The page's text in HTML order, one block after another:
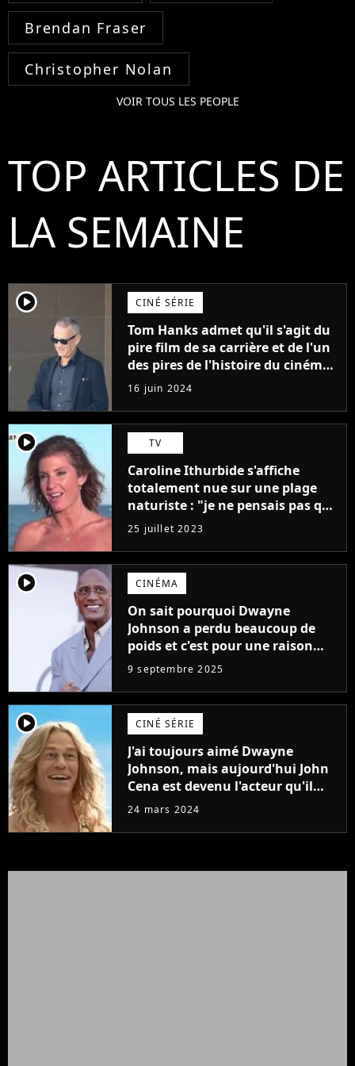
Brendan Fraser
Christopher Nolan
VOIR TOUS LES PEOPLE
TOP ARTICLES DE
LA SEMAINE
player2 CINÉ SÉRIE
Tom Hanks admet qu'il s'agit du
pire film de sa carrière et de l'un
des pires de l'histoire du cinéma :
"L'un des films les plus
médiocres jamais réalisés"
16 juin 2024
player2 TV
Caroline Ithurbide s'affiche
totalement nue sur une plage
naturiste : "je ne pensais pas que
j'arriverais à le faire..."
25 juillet 2023
player2 CINÉMA
On sait pourquoi Dwayne
Johnson a perdu beaucoup de
poids et c'est pour une raison
importante
9 septembre 2025
player2 CINÉ SÉRIE
J'ai toujours aimé Dwayne
Johnson, mais aujourd'hui John
Cena est devenu l'acteur qu'il
rêvait d'être (et Ricky Stanicky le
24 mars 2024